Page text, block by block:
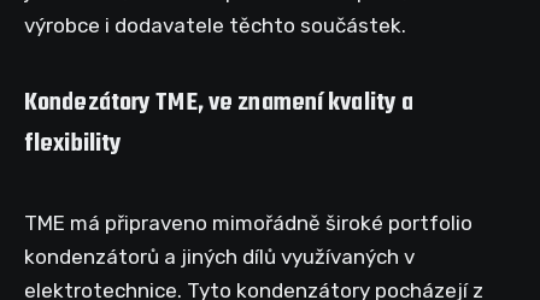
výrobce i dodavatele těchto součástek.
Kondezátory TME, ve znamení kvality a
flexibility
TME má připraveno mimořádně široké portfolio
kondenzátorů a jiných dílů využívaných v
elektrotechnice. Tyto kondenzátory pocházejí z